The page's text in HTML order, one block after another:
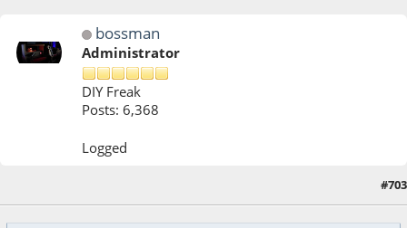
bossman
Administrator
DIY Freak
Posts: 6,368
Logged
#703